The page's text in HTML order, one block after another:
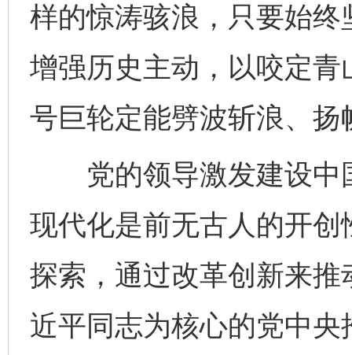
样的惊涛骇浪，只要始
增强历史主动，以咬定
号巨轮定能劈波斩浪、扬
党的领导激发建设中
现代化是前无古人的开
探索，通过改革创新来
近平同志为核心的党中